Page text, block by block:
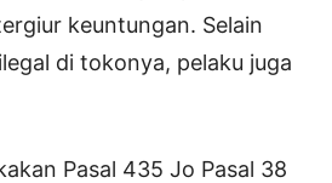
keuntungan. Selain
di tokonya, pelaku juga
Pasal 435 Jo Pasal 38